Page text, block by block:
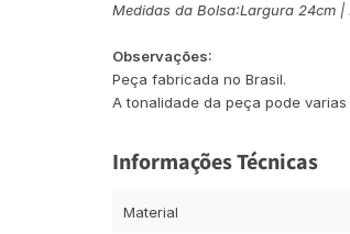
Medidas da Bolsa:Largura 24cm |
Observações:
Peça fabricada no Brasil.
A tonalidade da peça pode
Informações Técnicas
Material